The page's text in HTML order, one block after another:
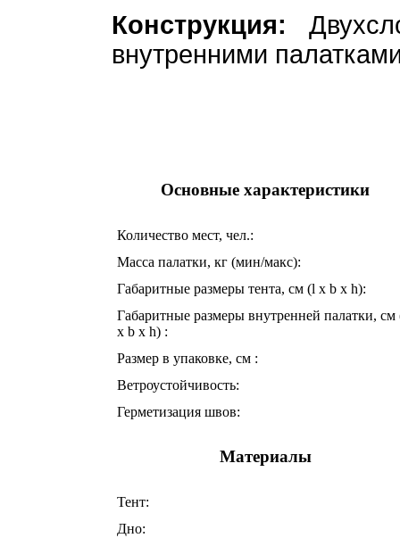
Конструкция:
внутренними
Основные характеристики
Количество мест, чел.:
Масса палатки, кг (мин/макс):
Габаритные размеры тента, см (l x b x h):
Габаритные размеры внутренней палатки, см
x b x h) :
Размер в упаковке, см :
Ветроустойчивость:
Герметизация швов:
Материалы
Тент:
Дно: